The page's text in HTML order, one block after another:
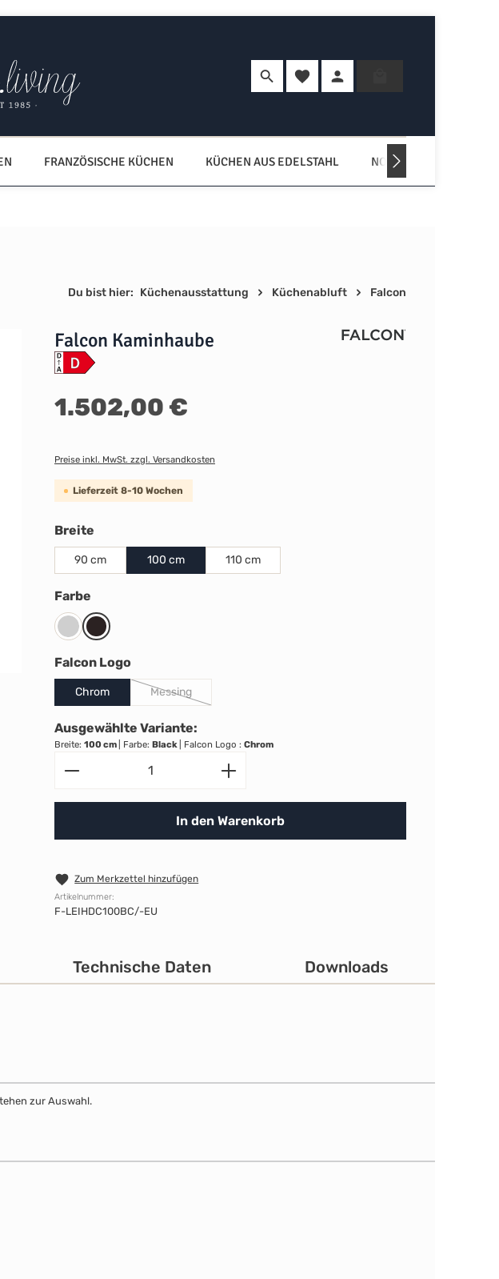
Du hast 0 Produkte auf dem Merkzettel
FRANZÖSISCHE KÜCHEN KÜCHEN AUS EDELSTAHL NORDISCHE KÜCHEN
Du bist hier: Küchenausstattung Küchenabluft Falcon
Falcon Kaminhaube
Regulärer Preis:
1.502,00 €
Preise inkl. MwSt. zzgl. Versandkosten
Lieferzeit 8-10 Wochen
Breite
90 cm 100 cm 110 cm
Farbe
SteelBlack
Falcon Logoauswählen
Chrom Messing
(Diese Option ist zurzeit nicht verfügbar.)
Ausgewählte Variante:
Breite: 100 cm Farbe: Black Falcon Logo : Chrom
Produkt Anzahl: Gib den gewünschten Wert ein
In den Warenkorb
Zum Merkzettel hinzufügen
Artikelnummer:
F-LEIHDC100BC/-EU
Technische Daten Downloads
zur Auswahl.